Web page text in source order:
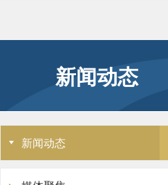
新闻动态
新闻动态